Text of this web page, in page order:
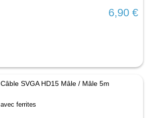
6,90 €
Câble SVGA HD15 Mâle / Mâle 5m
avec ferrites